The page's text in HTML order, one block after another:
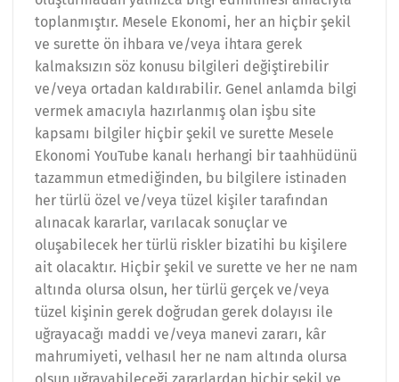
toplanmıştır. Mesele Ekonomi, her an hiçbir şekil
ve surette ön ihbara ve/veya ihtara gerek
kalmaksızın söz konusu bilgileri değiştirebilir
ve/veya ortadan kaldırabilir. Genel anlamda bilgi
vermek amacıyla hazırlanmış olan işbu site
kapsamı bilgiler hiçbir şekil ve surette Mesele
Ekonomi YouTube kanalı herhangi bir taahhüdünü
tazammun etmediğinden, bu bilgilere istinaden
her türlü özel ve/veya tüzel kişiler tarafından
alınacak kararlar, varılacak sonuçlar ve
oluşabilecek her türlü riskler bizatihi bu kişilere
ait olacaktır. Hiçbir şekil ve surette ve her ne nam
altında olursa olsun, her türlü gerçek ve/veya
tüzel kişinin gerek doğrudan gerek dolayısı ile
uğrayacağı maddi ve/veya manevi zararı, kâr
mahrumiyeti, velhasıl her ne nam altında olursa